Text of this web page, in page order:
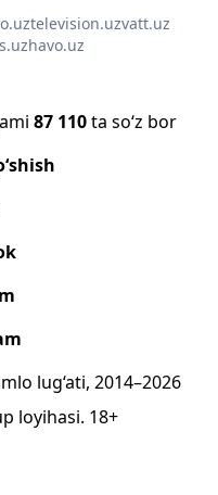
television.uzvatt.uz
havo.uz
87 110ta so‘z bor
lug‘ati, 2014–2026
loyihasi. 18+